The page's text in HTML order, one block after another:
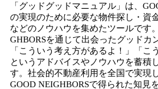
「グッドグッドマニュアル」は、
の実現のために必要な物件探し・資
などのノウハウを集めたツールです
GHBORSを通じて出会ったグッドカ
「こういう考え方があるよ！」「こ
というアドバイスやノウハウを蓄積
す。社会的不動産利用を全国で実現
GOOD NEIGHBORSで得られた知見